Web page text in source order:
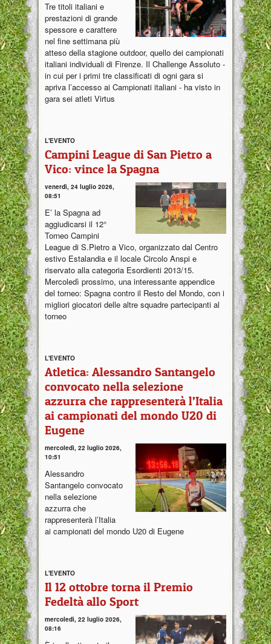
Tre titoli italiani e
prestazioni di grande
spessore e carattere
nel fine settimana più
atteso della stagione outdoor, quello dei campionati
italiani individuali di Firenze. Il Challenge Assoluto -
in cui per i primi tre classificati di ogni gara si
apriva l’accesso ai Campionati italiani - ha visto in
gara sei atleti Virtus
L'EVENTO
Campini League di San Pietro a
Vico: vince la Spagna
venerdì, 24 luglio 2026,
08:51
E’ la Spagna ad
aggiudicarsi il 12°
Torneo Campini
League di S.Pietro a Vico, organizzato dal Centro
estivo Estalandia e il locale Circolo Anspi e
riservato alla categoria Esordienti 2013/15.
Mercoledì prossimo, una interessante appendice
del torneo: Spagna contro il Resto del Mondo, con i
migliori giocatori delle altre squadre partecipanti al
torneo
L'EVENTO
Atletica: Alessandro Santangelo
convocato nella selezione
azzurra che rappresenterà l’Italia
ai campionati del mondo U20 di
Eugene
mercoledì, 22 luglio 2026,
10:51
Alessandro
Santangelo convocato
nella selezione
azzurra che
rappresenterà l’Italia
ai campionati del mondo U20 di Eugene
L'EVENTO
Il 12 ottobre torna il Premio
Fedeltà allo Sport
mercoledì, 22 luglio 2026,
08:16